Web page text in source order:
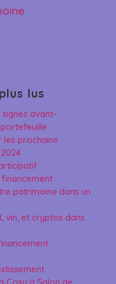
lus
avant-
les prochains
patrimoine dans un
vin, et cryptos dans
Cosy à Salon de